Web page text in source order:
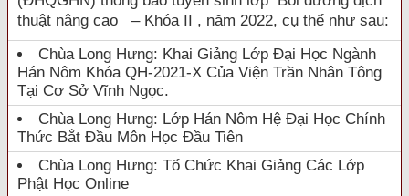
thuật nâng cao – Khóa II , năm 2022, cụ thể như sau:
Chùa Long Hưng: Khai Giảng Lớp Đại Học Ngành
Hán Nôm Khóa QH-2021-X Của Viện Trần Nhân Tông
Tại Cơ Sở Vĩnh Ngọc.
Chùa Long Hưng: Lớp Hán Nôm Hệ Đại Học Chính
Thức Bắt Đầu Môn Học Đầu Tiên
Chùa Long Hưng: Tổ Chức Khai Giảng Các Lớp
Phật Học Online